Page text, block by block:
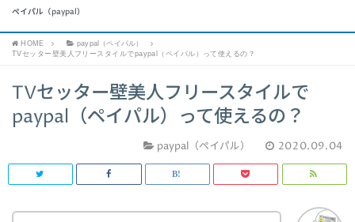
ペイパル（paypal）
HOME
paypal（ペイパル）
TVセッター壁美人フリースタイルでpaypal（ペイパル）って使えるの？
TVセッター壁美人フリースタイルで
paypal（ペイパル）って使えるの？
paypal（ペイパル） 2020.09.04